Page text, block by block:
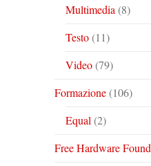
Multimedia (8)
Testo(11)
Video(79)
Formazione(106)
Equal (2)
Free Hardware